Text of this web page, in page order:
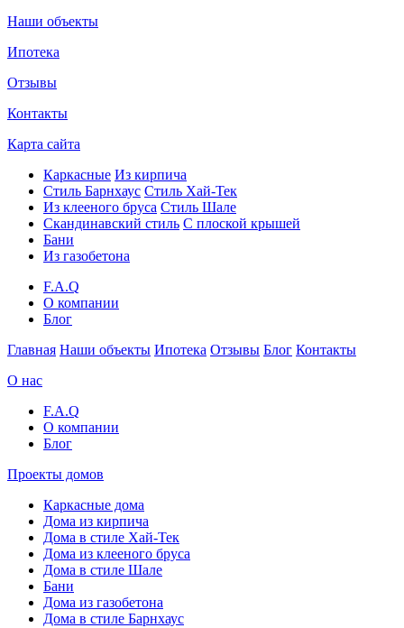
Наши объекты
Ипотека
Отзывы
Контакты
Карта сайта
Каркасные Из кирпича
Cтиль Барнхаус Стиль Хай-Тек
Из клееного бруса Стиль Шале
Скандинавский стиль С плоской крышей
Бани
Из газобетона
F.A.Q
О компании
Блог
Главная Наши объекты Ипотека Отзывы Блог Контакты
О нас
F.A.Q
О компании
Блог
Проекты домов
Каркасные дома
Дома из кирпича
Дома в стиле Хай-Тек
Дома из клееного бруса
Дома в стиле Шале
Бани
Дома из газобетона
Дома в стиле Барнхаус